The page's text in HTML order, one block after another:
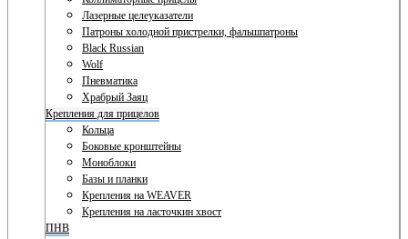
Лазерные целеуказатели
Патроны холодной пристрелки, фальшпатроны
Black Russian
Wolf
Пневматика
Храбрый Заяц
Крепления для прицелов
Кольца
Боковые кронштейны
Моноблоки
Базы и планки
Крепления на WEAVER
Крепления на ласточкин хвост
ПНВ